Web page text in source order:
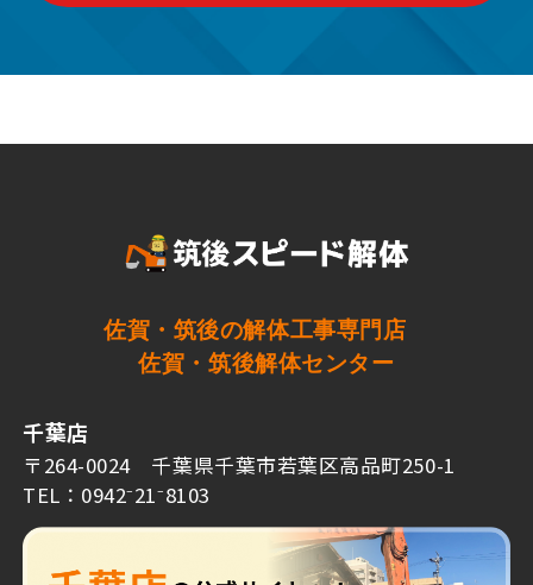
佐賀・筑後の解体工事専門店
佐賀・筑後解体センター
千葉店
〒264-0024 千葉県千葉市若葉区高品町250-1
TEL：0942⁻21⁻8103